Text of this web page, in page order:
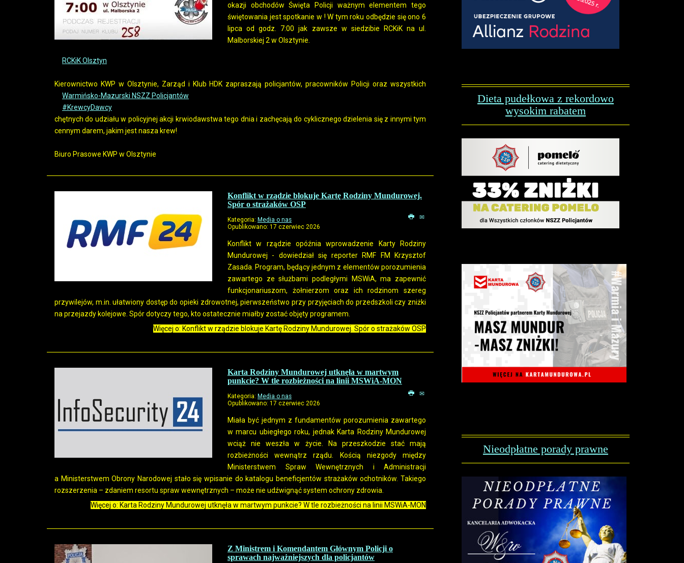
okazji obchodów Święta Policji ważnym elementem tego
świętowania jest spotkanie w
RCKiK Olsztyn
! W tym roku odbędzie się ono 6
lipca od godz. 7:00 jak zawsze w siedzibie RCKiK na ul.
Malborskiej 2 w Olsztynie.
Kierownictwo KWP w Olsztynie, Zarząd
Warmińsko-Mazurski NSZZ Policjantów
i Klub HDK
#KrewcyDawcy
zapraszają policjantów, pracowników Policji oraz wszystkich
chętnych do udziału w policyjnej akcji krwiodawstwa tego dnia i zachęcają do cyklicznego dzielenia się z innymi tym
cennym darem, jakim jest nasza krew!
Biuro Prasowe KWP w Olsztynie
Konflikt w rządzie blokuje Kartę Rodziny Mundurowej.
Spór o strażaków OSP
Kategoria: Media o nas
Opublikowano: 17 czerwiec 2026
Konflikt w rządzie opóźnia wprowadzenie Karty Rodziny
Mundurowej - dowiedział się reporter RMF FM Krzysztof
Zasada. Program, będący jednym z elementów porozumienia
zawartego ze służbami podległymi MSWiA, ma zapewnić
funkcjonariuszom, żołnierzom oraz ich rodzinom szereg
przywilejów, m.in. ułatwiony dostęp do opieki zdrowotnej, pierwszeństwo przy przyjęciach do przedszkoli czy zniżki
na przejazdy kolejowe. Spór dotyczy tego, kto ostatecznie miałby zostać objęty programem.
Więcej o: Konflikt w rządzie blokuje Kartę Rodziny Mundurowej. Spór o strażaków OSP
Karta Rodziny Mundurowej utknęła w martwym
punkcie? W tle rozbieżności na linii MSWiA-MON
Kategoria: Media o nas
Opublikowano: 17 czerwiec 2026
Miała być jednym z fundamentów porozumienia zawartego
w marcu ubiegłego roku, jednak Karta Rodziny Mundurowej
wciąż nie weszła w życie. Na przeszkodzie stać mają
rozbieżności wewnątrz rządu. Kością niezgody między
Ministerstwem Spraw Wewnętrznych i Administracji
a Ministerstwem Obrony Narodowej stało się wpisanie do katalogu beneficjentów strażaków ochotników. Takiego
rozszerzenia – zdaniem resortu spraw wewnętrznych – może nie udźwignąć system ochrony zdrowia.
Więcej o: Karta Rodziny Mundurowej utknęła w martwym punkcie? W tle rozbieżności na linii MSWiA-MON
Z Ministrem i Komendantem Głównym Policji o
sprawach najważniejszych dla policjantów
Dieta pudełkowa z rekordowo
wysokim rabatem
Nieodpłatne porady prawne